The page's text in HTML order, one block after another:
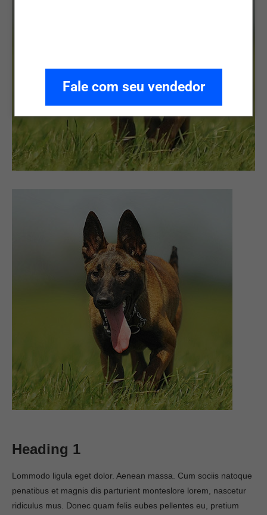
Fale com seu vendedor
Heading 1
Lommodo ligula eget dolor. Aenean massa. Cum sociis natoque
penatibus et magnis dis parturient monteslore lorem, nascetur
ridiculus mus. Donec quam felis eubes pellentes eu, pretium